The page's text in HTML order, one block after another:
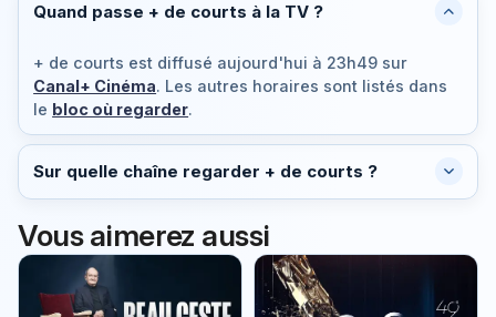
Quand passe + de courts à la TV ?
+ de courts est diffusé aujourd'hui à 23h49 sur
Canal+ Cinéma. Les autres horaires sont listés dans
le bloc où regarder.
Sur quelle chaîne regarder + de courts ?
Vous aimerez aussi